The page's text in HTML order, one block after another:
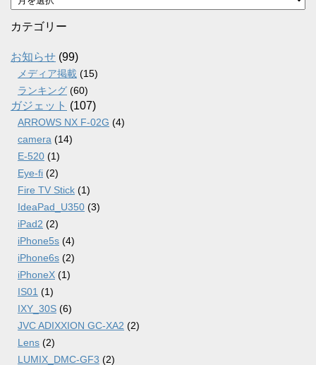
ー
カ
ブ
カテゴリー
お知らせ (99)
メディア掲載 (15)
ランキング (60)
ガジェット (107)
ARROWS NX F-02G (4)
camera (14)
E-520 (1)
Eye-fi (2)
Fire TV Stick (1)
IdeaPad_U350 (3)
iPad2 (2)
iPhone5s (4)
iPhone6s (2)
iPhoneX (1)
IS01 (1)
IXY_30S (6)
JVC ADIXXION GC-XA2 (2)
Lens (2)
LUMIX_DMC-GF3 (2)